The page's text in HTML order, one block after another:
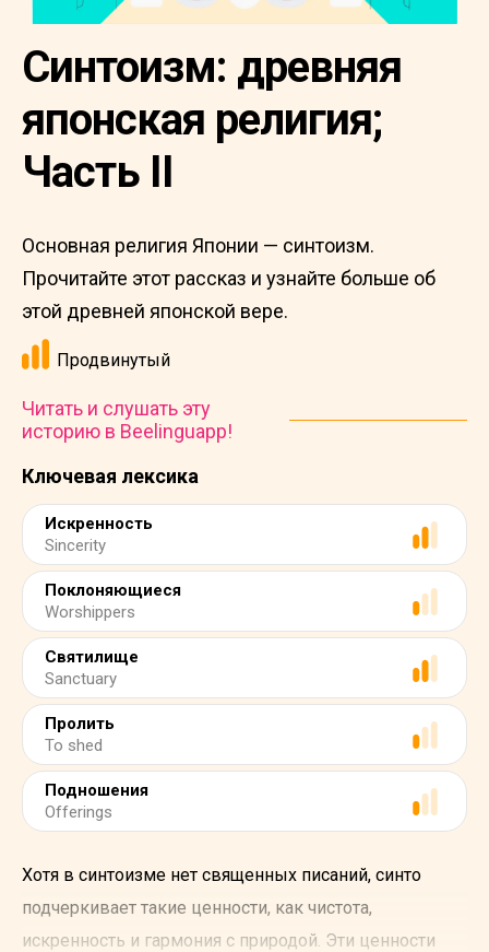
Ключевая лексика
Искренность
Sincerity
Поклоняющиеся
Worshippers
Святилище
Sanctuary
Пролить
To shed
Подношения
Offerings
Синтоизм: древняя
японская религия;
Часть II
Основная религия Японии — синтоизм.
Прочитайте этот рассказ и узнайте больше об
этой древней японской вере.
Продвинутый
Читать и слушать эту
историю в Beelinguapp!
Хотя в синтоизме нет священных писаний, синто
подчеркивает такие ценности, как чистота,
искренность и гармония с природой. Эти ценности